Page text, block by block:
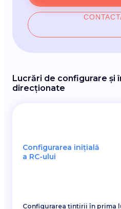
Lucrări de configurare
direcționate
Configurarea inițială
a RC-ului
Configurarea țintirii în prima